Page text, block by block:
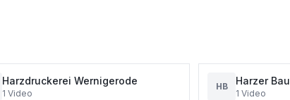
Harzdruckerei Wernigerode
1 Video
HB Harzer
1 Video